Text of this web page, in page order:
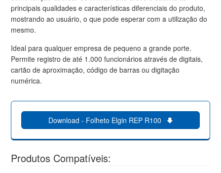
principais qualidades e características diferenciais do produto,
mostrando ao usuário, o que pode esperar com a utilização do
mesmo.
Ideal para qualquer empresa de pequeno a grande porte.
Permite registro de até 1.000 funcionários através de digitais,
cartão de aproximação, código de barras ou digitação
numérica.
Download - Folheto Elgin REP R100
Produtos Compatíveis: